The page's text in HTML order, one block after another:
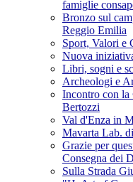
famiglie
Bronzo sul
Reggio Emilia
Sport, Valori e
Nuova
Libri, sogni e
Archeologi e
Incontro con la
Bertozzi
Val d'Enza in
Mavarta Lab.
Grazie per
Consegna dei
Sulla Strada